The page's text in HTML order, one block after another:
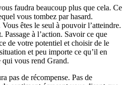
faudra beaucoup plus que cela. Ce
vous tombez par hasard.
êtes le seul à pouvoir l’atteindre.
à l’action. Savoir ce que
de votre potentiel et choisir de le
et peu importe ce qu’il en
vous rend Grand.
pas de récompense. Pas de